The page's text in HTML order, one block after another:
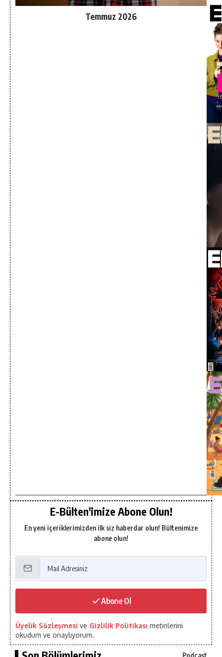
Temmuz 2026
E-Bülten'imize Abone Olun!
En yeni içeriklerimizden ilk siz haberdar olun! Bültenimize
abone olun!
Abone Ol
Üyelik Sözleşmesi ve Gizlilik Politikası metinlerini
okudum ve onaylıyorum.
Podcast